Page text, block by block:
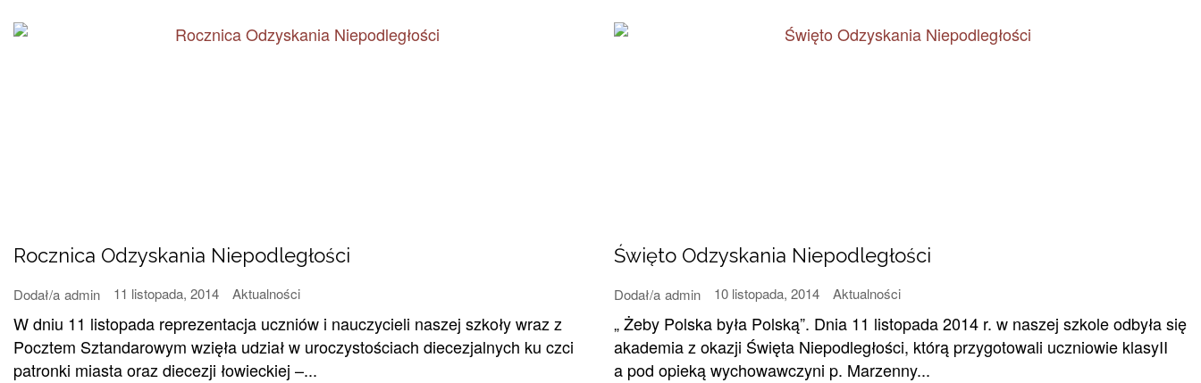
Rocznica Odzyskania Niepodległości
Dodał/a admin 11 listopada, 2014 Aktualności
W dniu 11 listopada reprezentacja uczniów i nauczycieli naszej szkoły wraz z
Pocztem Sztandarowym wzięła udział w uroczystościach diecezjalnych ku czci
patronki miasta oraz diecezji łowieckiej –...
Święto Odzyskania Niepodległości
Dodał/a admin 10 listopada, 2014 Aktualności
„ Żeby Polska była Polską”. Dnia 11 listopada 2014 r. w naszej szkole odbyła się
akademia z okazji Święta Niepodległości, którą przygotowali uczniowie klasyII
a pod opieką wychowawczyni p. Marzenny...